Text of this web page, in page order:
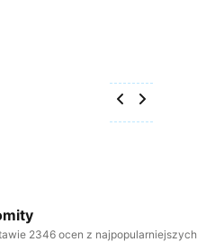
2346 ocen z najpopularniejszych